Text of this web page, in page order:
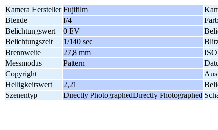
Kamera Hersteller Fujifilm
Blende
f/4
Belichtungswert
0 EV
Belichtungszeit
1/140 sec
Brennweite
27,8 mm
ISO
Messmodus
Pattern
Copyright
Helligkeitswert
2,21
Szenentyp
Directly PhotographedDirectly Photographed